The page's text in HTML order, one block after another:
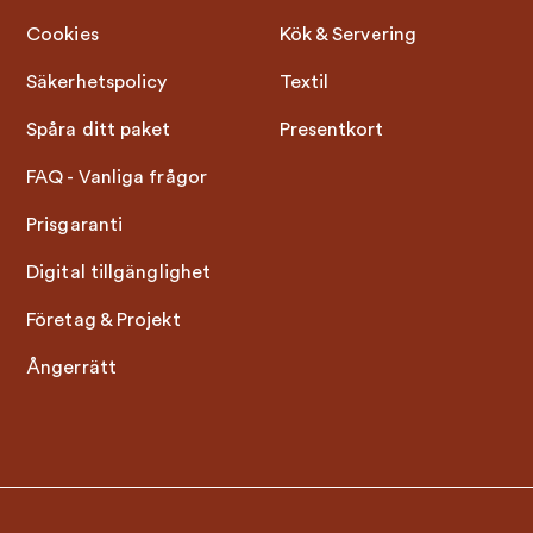
Cookies
Säkerhetspolicy
Spåra ditt paket
FAQ - Vanliga frågor
Prisgaranti
Digital tillgänglighet
Företag & Projekt
Ångerrätt
Kök & Servering
Textil
Presentkort